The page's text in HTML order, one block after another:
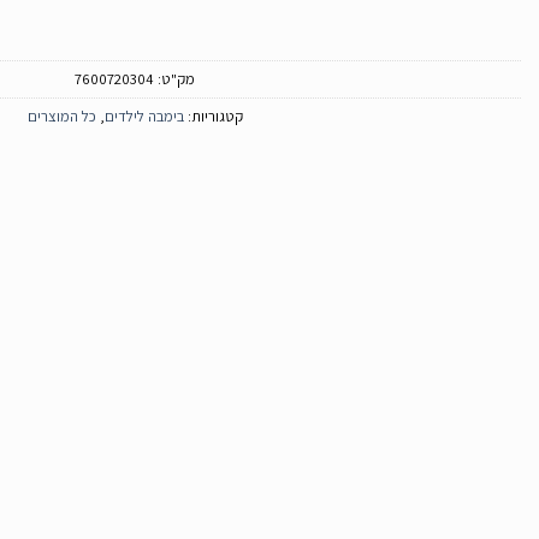
מק"ט: 7600720304
קטגוריות:בימבה לילדים, כל המוצרים